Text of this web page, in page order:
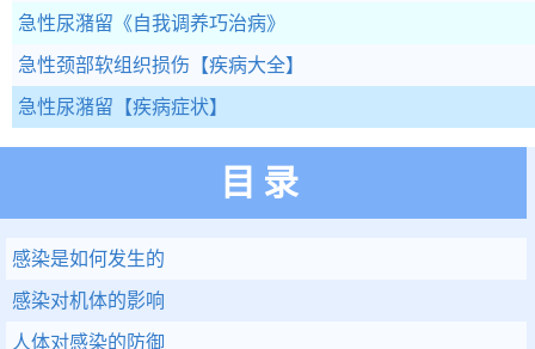
急性尿潴留 《自我调养巧治病》
急性颈部软组织损伤 【疾病大全】
急性尿潴留 【疾病症状】
目录
感染是如何发生的
感染对机体的影响
人体对感染的防御